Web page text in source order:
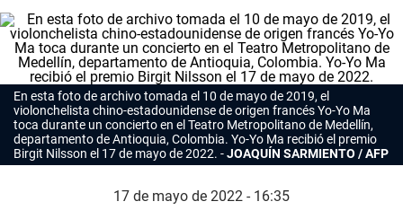
En esta foto de archivo tomada el 10 de mayo de 2019, el
violonchelista chino-estadounidense de origen francés Yo-Yo Ma
toca durante un concierto en el Teatro Metropolitano de Medellín,
departamento de Antioquia, Colombia. Yo-Yo Ma recibió el premio
Birgit Nilsson el 17 de mayo de 2022.
JOAQUÍN SARMIENTO / AFP
17 de mayo de 2022 - 16:35